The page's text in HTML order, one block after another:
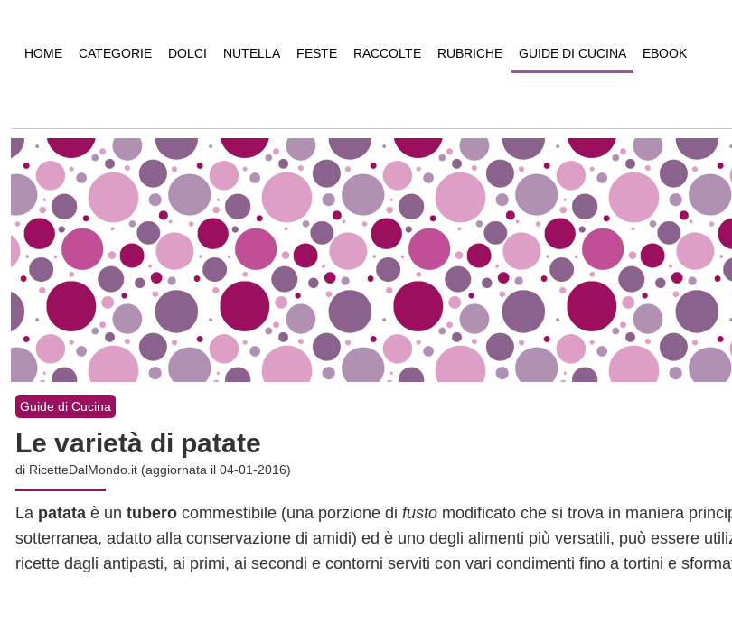
HOME CATEGORIE DOLCI NUTELLA FESTE RACCOLTE RUBRICHE GUIDE DI CUCINA EBOOK
Guide di Cucina
Le varietà di patate
di RicetteDalMondo.it (aggiornata il 04-01-2016)
La patata è un tubero commestibile (una porzione di fusto modificato che si trova in maniera
sotterranea, adatto alla conservazione di amidi) ed è uno degli alimenti più versatili, può essere
ricette dagli antipasti, ai primi, ai secondi e contorni serviti con vari condimenti fino a tortini e